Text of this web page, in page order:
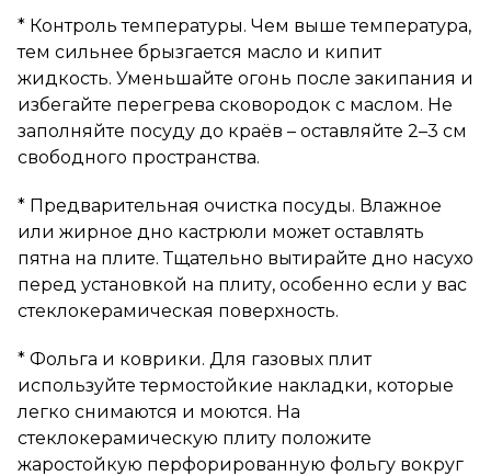
* Контроль температуры. Чем выше температура,
тем сильнее брызгается масло и кипит
жидкость. Уменьшайте огонь после закипания и
избегайте перегрева сковородок с маслом. Не
заполняйте посуду до краёв – оставляйте 2–3 см
свободного пространства.
* Предварительная очистка посуды. Влажное
или жирное дно кастрюли может оставлять
пятна на плите. Тщательно вытирайте дно насухо
перед установкой на плиту, особенно если у вас
стеклокерамическая поверхность.
* Фольга и коврики. Для газовых плит
используйте термостойкие накладки, которые
легко снимаются и моются. На
стеклокерамическую плиту положите
жаростойкую перфорированную фольгу вокруг